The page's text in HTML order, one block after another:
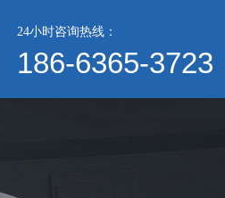
24小时咨询热线：
186-6365-3723